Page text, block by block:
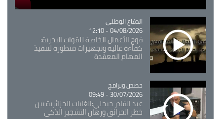
Catégorie
الدفاع الوطني
04/08/2026 - 12:10
فوج الأعمال الخاصة للقوات البحرية:
كفاءة عالية وتجهيزات متطورة لتنفيذ
المهام المعقدة
Catégorie
حصص وبرامج
30/07/2026 - 09:49
عبد القادر جيجلي:الغابات الجزائرية بين
خطر الحرائق ورهان التشجير الذكي